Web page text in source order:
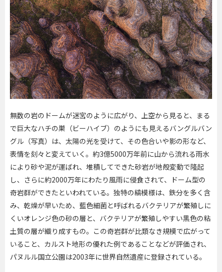
無数の岩のドームが迷宮のように広がり、上空から見ると、まる
で巨大なハチの巣（ビーハイブ）のようにも見えるバングルバン
グル（写真）は、太陽の光を受けて、その色合いや影の形など、
表情を刻々と変えていく。約3億5000万年前に山から流れる雨水
により砂や泥が運ばれ、堆積してできた砂岩が地殻変動で隆起
し、さらに約2000万年にわたり風雨に侵食されて、ドーム型の
奇岩群ができたといわれている。独特の縞模様は、鉄分を多く含
み、乾燥が早いため、藍色細菌と呼ばれるバクテリアが繁殖しに
くいオレンジ色の砂の層と、バクテリアが繁殖しやすい黒色の粘
土質の層が織り成すもの。この奇岩群が比類なき規模で広がって
いること、カルスト地形の優れた例であることなどが評価され、
パヌルル国立公園は2003年に世界自然遺産に登録されている。